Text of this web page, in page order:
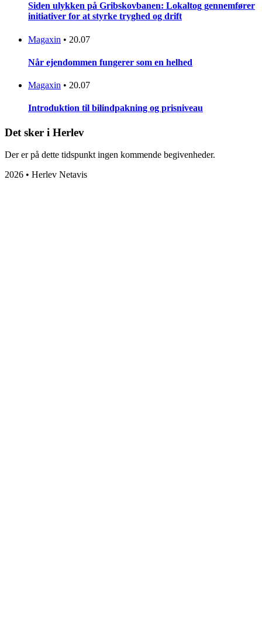
Siden ulykken på Gribskovbanen: Lokaltog gennemfører
initiativer for at styrke tryghed og drift
Magaxin • 20.07
Når ejendommen fungerer som en helhed
Magaxin • 20.07
Introduktion til bilindpakning og prisniveau
Det sker i Herlev
Der er på dette tidspunkt ingen kommende begivenheder.
2026 • Herlev Netavis